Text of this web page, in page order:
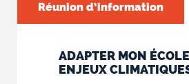
ADAPTER MON
ENJEUX
Réunion d’information